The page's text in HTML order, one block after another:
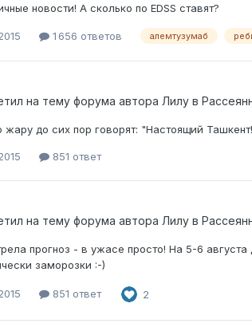
новости! А сколько по EDSS ставят?
1 656 ответов алемтузумаб
на тему форума автора Лилу в
жару до сих пор говорят: "Настоящий
851 ответ
на тему форума автора Лилу в
прогноз - в ужасе просто! На 5-6
заморозки :-)
851 ответ 2